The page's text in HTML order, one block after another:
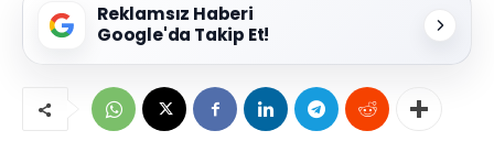
Reklamsız Haberi
Google'da Takip Et!